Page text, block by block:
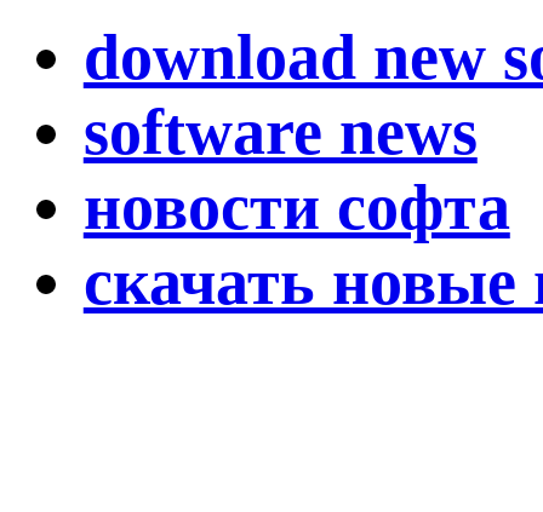
download new
software news
новости софта
скачать